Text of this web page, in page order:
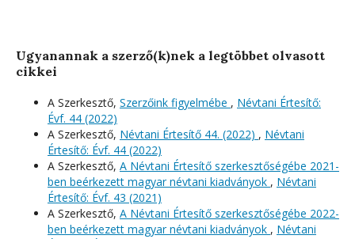
Ugyanannak a szerző(k)nek a legtöbbet olvasott
cikkei
A Szerkesztő, Szerzőink figyelmébe , Névtani Értesítő:
Évf. 44 (2022)
A Szerkesztő, Névtani Értesítő 44. (2022) , Névtani
Értesítő: Évf. 44 (2022)
A Szerkesztő, A Névtani Értesítő szerkesztőségébe 2021-
ben beérkezett magyar névtani kiadványok , Névtani
Értesítő: Évf. 43 (2021)
A Szerkesztő, A Névtani Értesítő szerkesztőségébe 2022-
ben beérkezett magyar névtani kiadványok , Névtani